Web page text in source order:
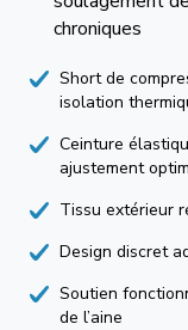
chroniques
Short de
isolation
Ceinture
ajustement
Tissu extérieur
Design discret
Soutien
de l’aine